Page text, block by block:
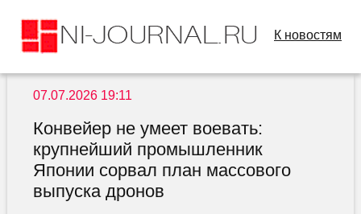
К новостям
07.07.2026 19:11
Конвейер не умеет воевать:
крупнейший промышленник
Японии сорвал план массового
выпуска дронов